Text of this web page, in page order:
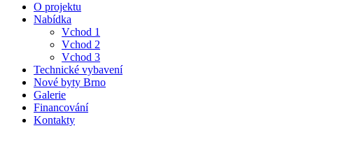
O projektu
Nabídka
Vchod 1
Vchod 2
Vchod 3
Technické vybavení
Nové byty Brno
Galerie
Financování
Kontakty